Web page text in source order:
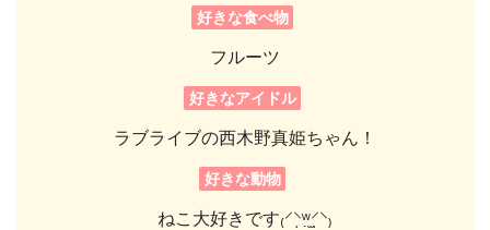
好きな食べ物
フルーツ
好きなアイドル
ラブライブの西木野真姫ちゃん！
好きな動物
ねこ大好きです₍⸍⸌̣ʷ̣̫⸍̣⸌₎